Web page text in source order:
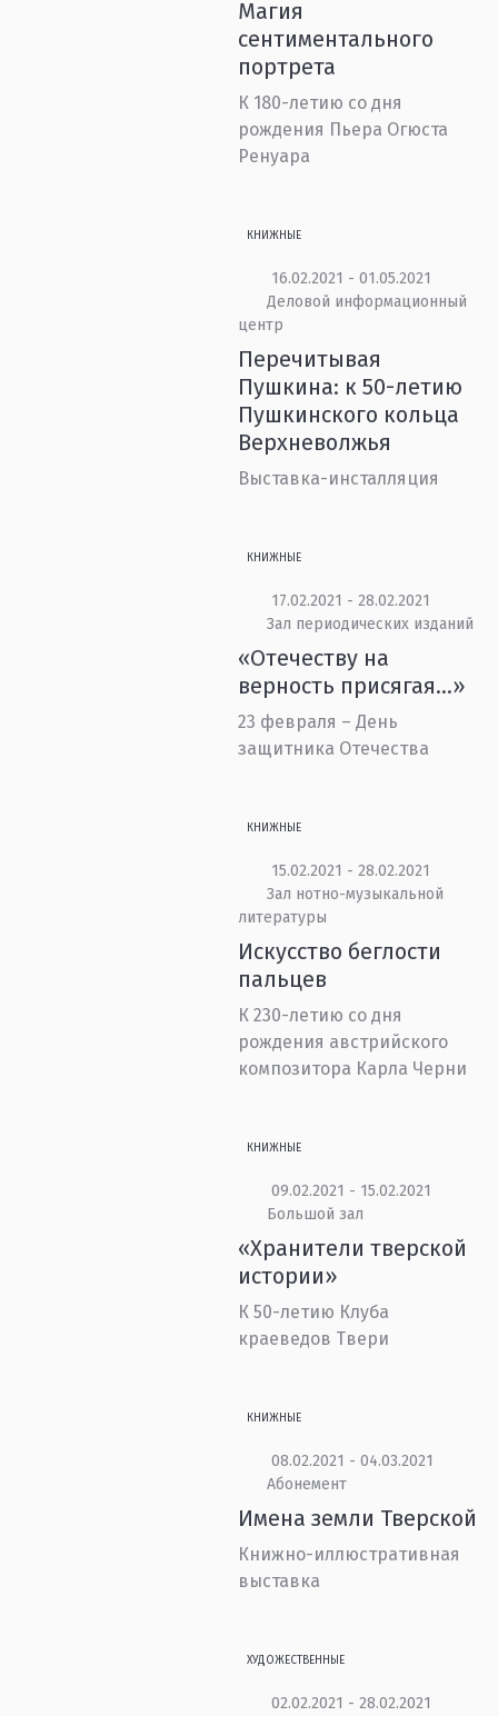
Магия
сентиментального
портрета
К 180-летию со дня
рождения Пьера Огюста
Ренуара
КНИЖНЫЕ
16.02.2021 - 01.05.2021
Деловой информационный
центр
Перечитывая
Пушкина: к 50-летию
Пушкинского кольца
Верхневолжья
Выставка-инсталляция
КНИЖНЫЕ
17.02.2021 - 28.02.2021
Зал периодических изданий
«Отечеству на
верность присягая...»
23 февраля – День
защитника Отечества
КНИЖНЫЕ
15.02.2021 - 28.02.2021
Зал нотно-музыкальной
литературы
Искусство беглости
пальцев
К 230-летию со дня
рождения австрийского
композитора Карла Черни
КНИЖНЫЕ
09.02.2021 - 15.02.2021
Большой зал
«Хранители тверской
истории»
К 50-летию Клуба
краеведов Твери
КНИЖНЫЕ
08.02.2021 - 04.03.2021
Абонемент
Имена земли Тверской
Книжно-иллюстративная
выставка
ХУДОЖЕСТВЕННЫЕ
02.02.2021 - 28.02.2021